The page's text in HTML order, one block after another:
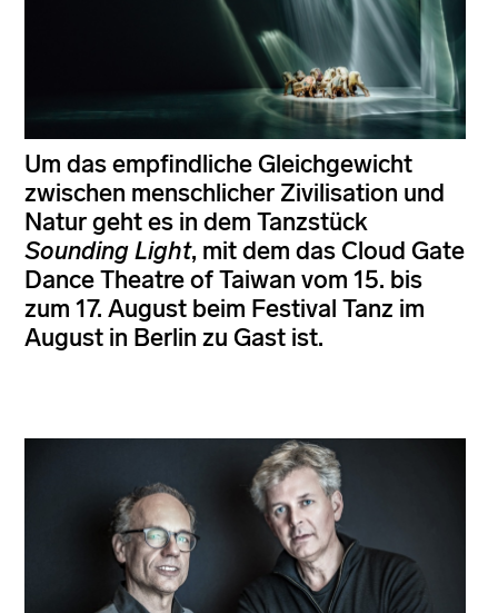
Um das empfindliche Gleichgewicht
zwischen menschlicher Zivilisation und
Natur geht es in dem Tanzstück
Sounding Light, mit dem das Cloud Gate
Dance Theatre of Taiwan vom 15. bis
zum 17. August beim Festival Tanz im
August in Berlin zu Gast ist.